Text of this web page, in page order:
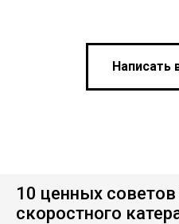
Написать
10 ценных советов
скоростного